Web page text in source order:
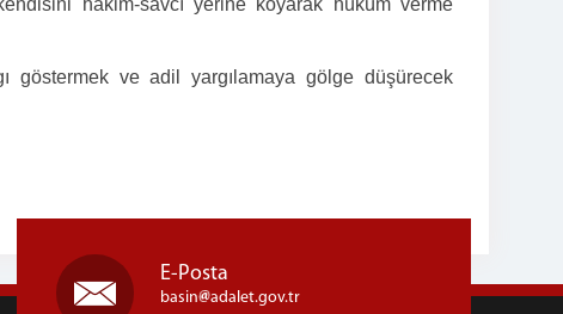
hakim-savcı yerine koyarak hüküm verme
göstermek ve adil yargılamaya gölge düşürecek
E-Posta
basin adalet.gov.tr